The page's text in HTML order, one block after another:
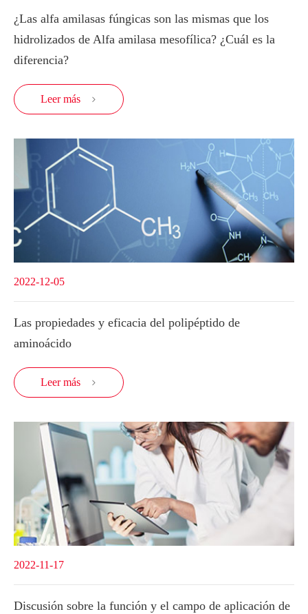
¿Las alfa amilasas fúngicas son las mismas que los
hidrolizados de Alfa amilasa mesofílica? ¿Cuál es la
diferencia?
Leer más 
2022-12-05
Las propiedades y eficacia del polipéptido de
aminoácido
Leer más 
2022-11-17
Discusión sobre la función y el campo de aplicación de